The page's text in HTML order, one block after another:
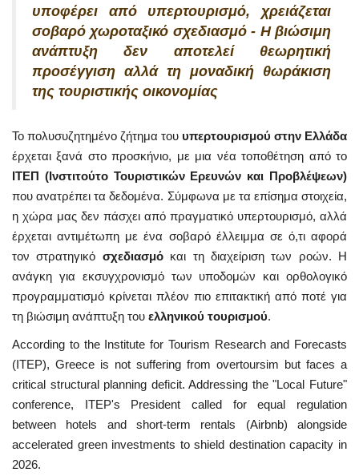
υποφέρει από υπερτουρισμό, χρειάζεται
σοβαρό χωροταξικό σχεδιασμό - Η βιώσιμη
ανάπτυξη δεν αποτελεί θεωρητική
προσέγγιση αλλά τη μοναδική θωράκιση
της τουριστικής οικονομίας
Το πολυσυζητημένο ζήτημα του υπερτουρισμού στην Ελλάδα
έρχεται ξανά στο προσκήνιο, με μια νέα τοποθέτηση από το
ΙΤΕΠ (Ινστιτούτο Τουριστικών Ερευνών και Προβλέψεων)
που ανατρέπει τα δεδομένα. Σύμφωνα με τα επίσημα στοιχεία,
η χώρα μας δεν πάσχει από πραγματικό υπερτουρισμό, αλλά
έρχεται αντιμέτωπη με ένα σοβαρό έλλειμμα σε ό,τι αφορά
τον στρατηγικό σχεδιασμόκαι τη διαχείριση των ροών. Η
ανάγκη για εκσυγχρονισμό των υποδομών και ορθολογικό
προγραμματισμό κρίνεται πλέον πιο επιτακτική από ποτέ για
τη βιώσιμη ανάπτυξη του ελληνικού τουρισμού.
According to the Institute for Tourism Research and Forecasts
(ITEP), Greece is not suffering from overtoursim but faces a
critical structural planning deficit. Addressing the "Local Future"
conference, ITEP's President called for equal regulation
between hotels and short-term rentals (Airbnb) alongside
accelerated green investments to shield destination capacity in
2026.